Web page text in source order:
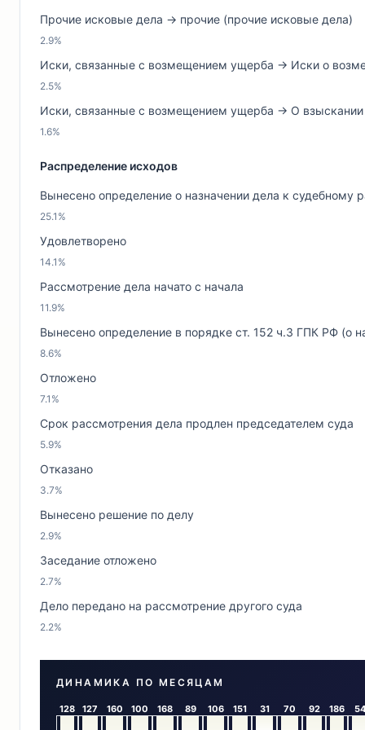
Прочие исковые дела → прочие (прочие исковые дела)
2.9%
Иски, связанные с возмещением ущерба → Иски о
2.5%
Иски, связанные с возмещением ущерба → О
1.6%
Распределение исходов
Вынесено определение о назначении дела к судебному
25.1%
Удовлетворено
14.1%
Рассмотрение дела начато с начала
11.9%
Вынесено определение в порядке ст. 152 ч.3 ГПК РФ (о
8.6%
Отложено
7.1%
Срок рассмотрения дела продлен председателем суда
5.9%
Отказано
3.7%
Вынесено решение по делу
2.9%
Заседание отложено
2.7%
Дело передано на рассмотрение другого суда
2.2%
ДИНАМИКА ПО МЕСЯЦАМ
128 127 160 100 168 89 106 151 31 70 92 186 54